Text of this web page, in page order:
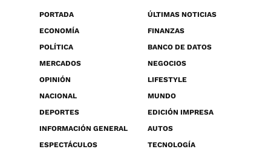
PORTADA
ÚLTIMAS NOTICIAS
ECONOMÍA
FINANZAS
POLÍTICA
BANCO DE DATOS
MERCADOS
NEGOCIOS
OPINIÓN
LIFESTYLE
NACIONAL
MUNDO
DEPORTES
EDICIÓN IMPRESA
INFORMACIÓN GENERAL
AUTOS
ESPECTÁCULOS
TECNOLOGÍA